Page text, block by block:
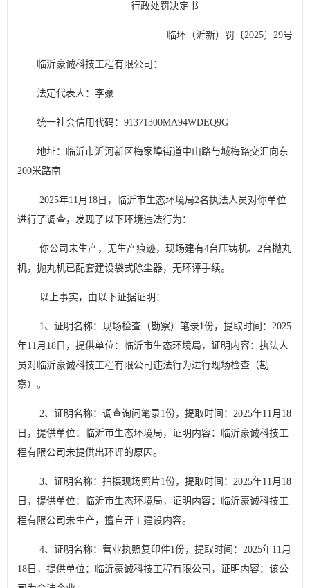
行政处罚决定书
临环 （沂新） 罚 〔2025〕 29号
临沂豪诚科技工程有限公司：
法定代表人：李豪
统一社会信用代码：91371300MA94WDEQ9G
地址：临沂市沂河新区梅家埠街道中山路与城梅路交汇向东
200米路南
2025年11月 18 日，临沂市生态环境局2名执法人员对你单位
进行了调查，发现了以下环境违法行为：
你公司未生产，无生产痕迹，现场建有4台压铸机、2台抛丸
机，抛丸机已配套建设袋式除尘器，无环评手续。
以上事实，由以下证据证明：
1、证明名称：现场检查（勘察）笔录1份，提取时间：2025
年11月 18 日，提供单位：临沂市生态环境局，证明内容：执法人
员对临沂豪诚科技工程有限公司违法行为进行现场检查（勘
察）。
2、证明名称：调查询问笔录1份，提取时间：2025年11月 18
日，提供单位：临沂市生态环境局，证明内容：临沂豪诚科技工
程有限公司未提供出环评的原因。
3、证明名称：拍摄现场照片1份，提取时间：2025年11月 18
日，提供单位：临沂市生态环境局，证明内容：临沂豪诚科技工
程有限公司未生产，擅自开工建设内容。
4、证明名称：营业执照复印件1份，提取时间：2025年11月
18 日，提供单位：临沂豪诚科技工程有限公司，证明内容：该公